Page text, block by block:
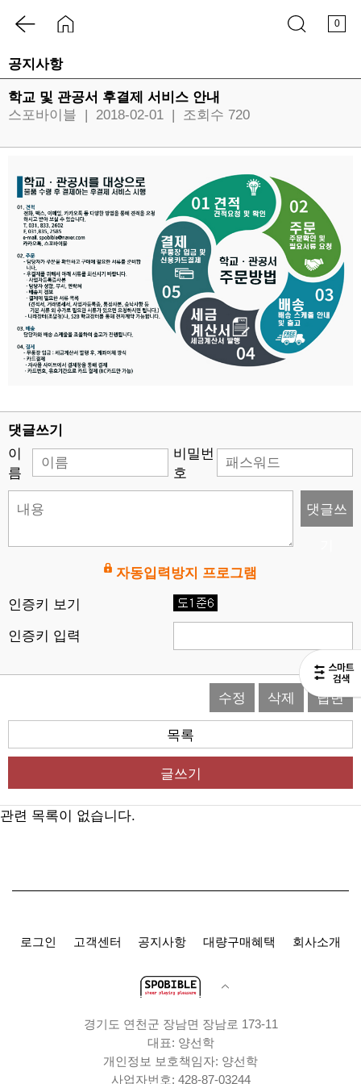
0
공지사항
학교 및 관공서 후결제 서비스 안내
스포바이블 | 2018-02-01 | 조회수 720
댓글쓰기
이
름
비밀번
호
댓글쓰
자동입력방지 프로그램
인증키 보기
인증키 입력
수정 삭제 답변
목록
글쓰기
관련 목록이 없습니다.
로그인 고객센터 공지사항 대량구매혜택 회사소개
경기도 연천군 장남면 장남로 173-11
대표: 양선학
개인정보 보호책임자: 양선학
사업자번호: 428-87-03244